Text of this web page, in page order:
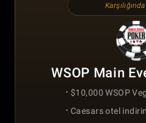
WSOP Main
$10,000 WSOP
Caesars otel